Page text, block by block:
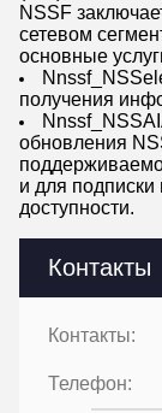
Контакты
Контакты:
Телефон:
NSSF
сетевом
основные
получения
обновления
и для
доступности.